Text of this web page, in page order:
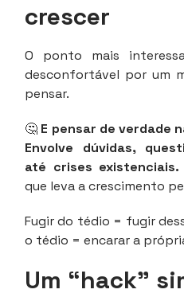
crescer
O ponto mais
desconfortável por um
pensar.
🤔 E pensar de verdade
Envolve dúvidas,
até crises existenciais.
que leva a crescimento
Fugir do tédio = fugir
o tédio = encarar a
Um “hack”